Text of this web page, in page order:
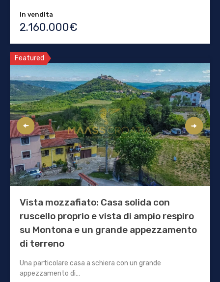
In vendita
2.160.000€
Featured
Vista mozzafiato: Casa solida con
ruscello proprio e vista di ampio respiro
su Montona e un grande appezzamento
di terreno
Una particolare casa a schiera con un grande
appezzamento di…